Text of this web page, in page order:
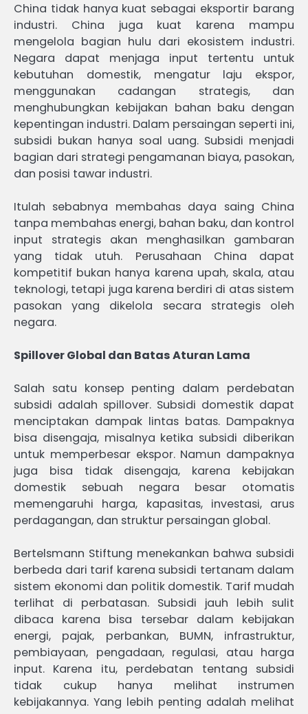
China tidak hanya kuat sebagai eksportir barang
industri. China juga kuat karena mampu
mengelola bagian hulu dari ekosistem industri.
Negara dapat menjaga input tertentu untuk
kebutuhan domestik, mengatur laju ekspor,
menggunakan cadangan strategis, dan
menghubungkan kebijakan bahan baku dengan
kepentingan industri. Dalam persaingan seperti ini,
subsidi bukan hanya soal uang. Subsidi menjadi
bagian dari strategi pengamanan biaya, pasokan,
dan posisi tawar industri.
Itulah sebabnya membahas daya saing China
tanpa membahas energi, bahan baku, dan kontrol
input strategis akan menghasilkan gambaran
yang tidak utuh. Perusahaan China dapat
kompetitif bukan hanya karena upah, skala, atau
teknologi, tetapi juga karena berdiri di atas sistem
pasokan yang dikelola secara strategis oleh
negara.
Spillover Global dan Batas Aturan Lama
Salah satu konsep penting dalam perdebatan
subsidi adalah spillover. Subsidi domestik dapat
menciptakan dampak lintas batas. Dampaknya
bisa disengaja, misalnya ketika subsidi diberikan
untuk memperbesar ekspor. Namun dampaknya
juga bisa tidak disengaja, karena kebijakan
domestik sebuah negara besar otomatis
memengaruhi harga, kapasitas, investasi, arus
perdagangan, dan struktur persaingan global.
Bertelsmann Stiftung menekankan bahwa subsidi
berbeda dari tarif karena subsidi tertanam dalam
sistem ekonomi dan politik domestik. Tarif mudah
terlihat di perbatasan. Subsidi jauh lebih sulit
dibaca karena bisa tersebar dalam kebijakan
energi, pajak, perbankan, BUMN, infrastruktur,
pembiayaan, pengadaan, regulasi, atau harga
input. Karena itu, perdebatan tentang subsidi
tidak cukup hanya melihat instrumen
kebijakannya. Yang lebih penting adalah melihat